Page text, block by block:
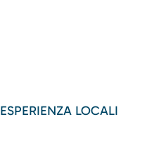
ESPERIENZA LOCALI